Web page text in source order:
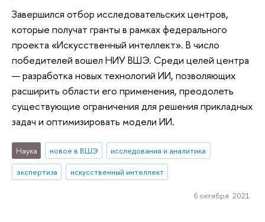
Завершился отбор исследовательских центров,
которые получат гранты в рамках федерального
проекта «Искусственный интеллект». В число
победителей вошел НИУ ВШЭ. Среди целей центра
— разработка новых технологий ИИ, позволяющих
расширить области его применения, преодолеть
существующие ограничения для решения прикладных
задач и оптимизировать модели ИИ.
Наука новое в ВШЭ
исследования и аналитика
экспертиза
искусственный интеллект
6 октября 2021